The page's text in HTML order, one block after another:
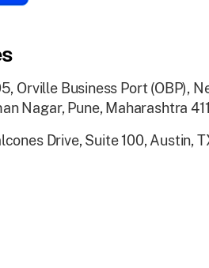
Orville Business Port (OBP),
Nagar, Pune, Maharashtra
Drive, Suite 100, Austin,